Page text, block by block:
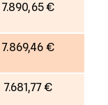
7.890,65 €
7.869,46 €
7.681,77 €